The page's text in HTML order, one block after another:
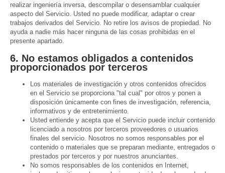
realizar ingeniería inversa, descompilar o desensamblar cualquier
aspecto del Servicio. Usted no puede modificar, adaptar o crear
trabajos derivados del Servicio. No retire los avisos de propiedad. No
ayuda a nadie más hacer ninguna de las cosas prohibidas en el
presente apartado.
6. No estamos obligados a contenidos
proporcionados por terceros
Los materiales de investigación y otros contenidos ofrecidos
en el Servicio se proporciona "tal cual" por otros y ponen a
disposición únicamente con fines de investigación, referencia,
informativos y de entretenimiento.
Usted entiende y acepta que el Servicio puede incluir contenido
licenciado a nosotros por terceros proveedores o usuarios
finales del servicio. Nosotros no somos responsables por el
contenido o materiales que se preparan mediante, entregados o
prestados por terceros y por nuestros anunciantes.
No somos responsables de los contenidos en Internet,